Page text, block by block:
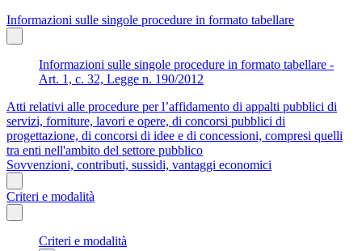
Informazioni sulle singole procedure in formato tabellare
Informazioni sulle singole procedure in formato tabellare -
Art. 1, c. 32, Legge n. 190/2012
Atti relativi alle procedure per l’affidamento di appalti pubblici di
servizi, forniture, lavori e opere, di concorsi pubblici di
progettazione, di concorsi di idee e di concessioni, compresi quelli
tra enti nell'ambito del settore pubblico
Sovvenzioni, contributi, sussidi, vantaggi economici
Criteri e modalità
Criteri e modalità